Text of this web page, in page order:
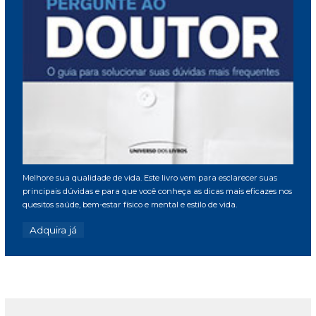
Melhore sua qualidade de vida. Este livro vem para esclarecer suas
principais dúvidas e para que você conheça as dicas mais eficazes nos
quesitos saúde, bem-estar físico e mental e estilo de vida.
Adquira já